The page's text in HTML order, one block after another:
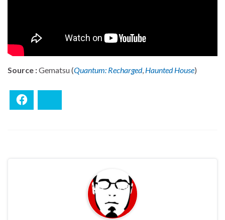
Source :Gematsu (Quantum: Recharged, Haunted House)